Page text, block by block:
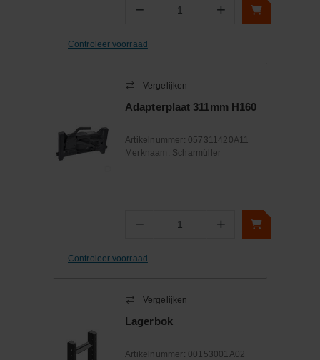
− Aantal +
Controleer voorraad
Vergelijken
Adapterplaat 311mm H160
Artikelnummer: 057311420A11
Merknaam: Scharmüller
− Aantal +
Controleer voorraad
Vergelijken
Lagerbok
Artikelnummer: 00153001A02